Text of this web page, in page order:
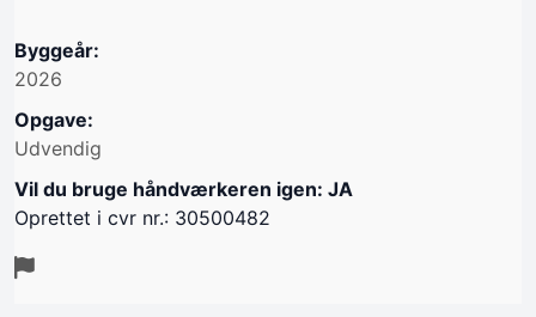
Byggeår:
2026
Opgave:
Udvendig
Vil du bruge håndværkeren igen: JA
Oprettet i cvr nr.: 30500482